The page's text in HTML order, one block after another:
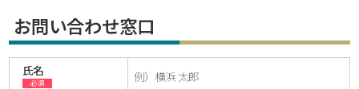
お問い合わせ窓口
氏名
必須